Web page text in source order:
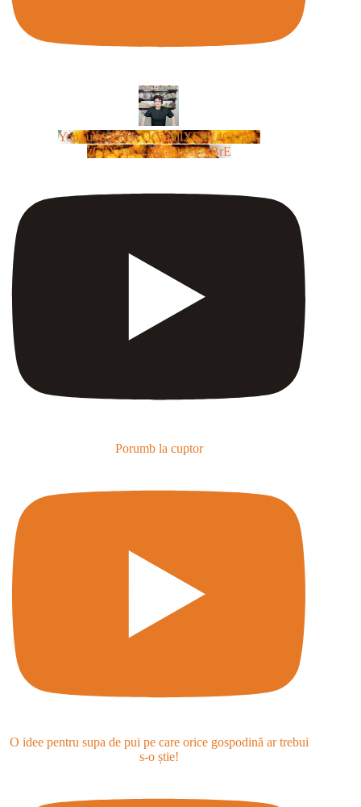
YouTube Video UCm5llXSLY4CyCX-
zC8XosTw_huaQwN_rBrE
Porumb la cuptor
O idee pentru supa de pui pe care orice gospodină ar trebui
s-o știe!